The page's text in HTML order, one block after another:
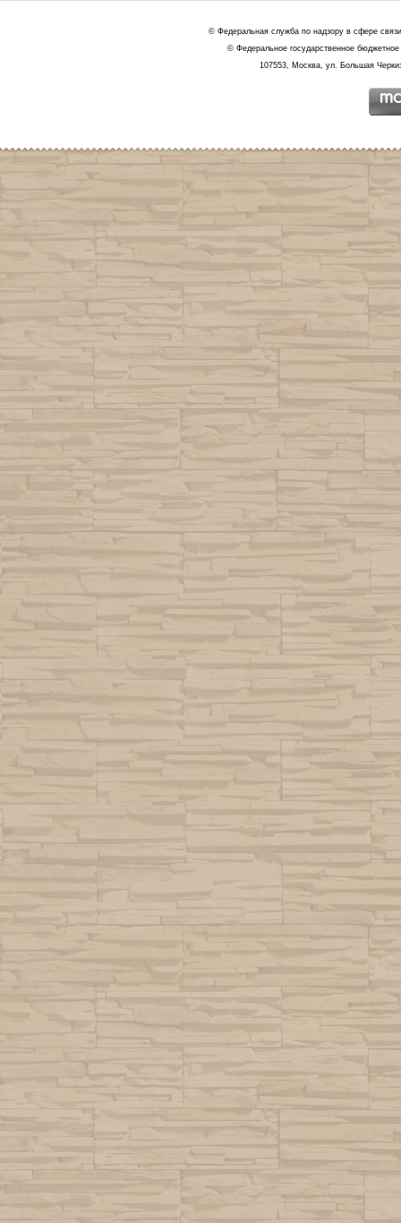
© Федеральная служба по надзору в сфере
© Федеральное государственное
107553, Москва, ул. Большая